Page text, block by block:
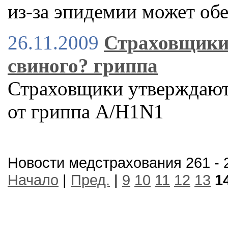
из-за эпидемии может
26.11.2009
свиного? гриппа
Страховщики
от гриппа A/H1N1
Новости медстрахования 261 -
Начало | Пред. | 9 10 11 12 13